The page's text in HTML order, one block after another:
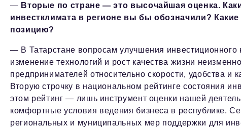
— Вторые по стране — это высочайшая оценка.
инвестклимата в регионе вы бы обозначили?
позицию?
— В Татарстане вопросам улучшения
изменение технологий и рост качества жизни
предпринимателей относительно скорости, удобства и
Вторую строчку в национальном рейтинге состояния
этом рейтинг — лишь инструмент оценки нашей
комфортные условия ведения бизнеса в республике.
региональных и муниципальных мер поддержки для